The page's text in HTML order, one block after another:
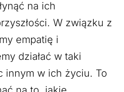
na ich
W związku z
empatię i
działać w taki
innym w ich życiu. To